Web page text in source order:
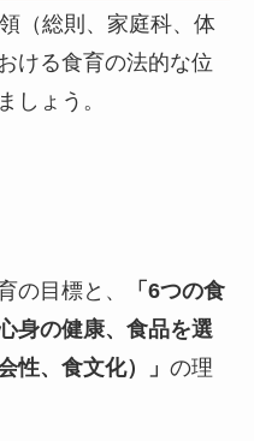
（総則、家庭科、体
ける食育の法的な位
しょう。
の目標と、
「6つの食
身の健康、食品を選
性、食文化）」 の理